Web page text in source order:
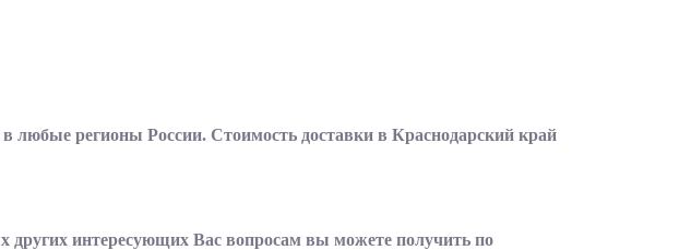
любые регионы России. Стоимость доставки в Краснодарский край
других интересующих Вас вопросам вы можете получить по